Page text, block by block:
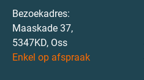
Bezoekadres:
Maaskade 37,
5347KD, Oss
Enkel op afspraak